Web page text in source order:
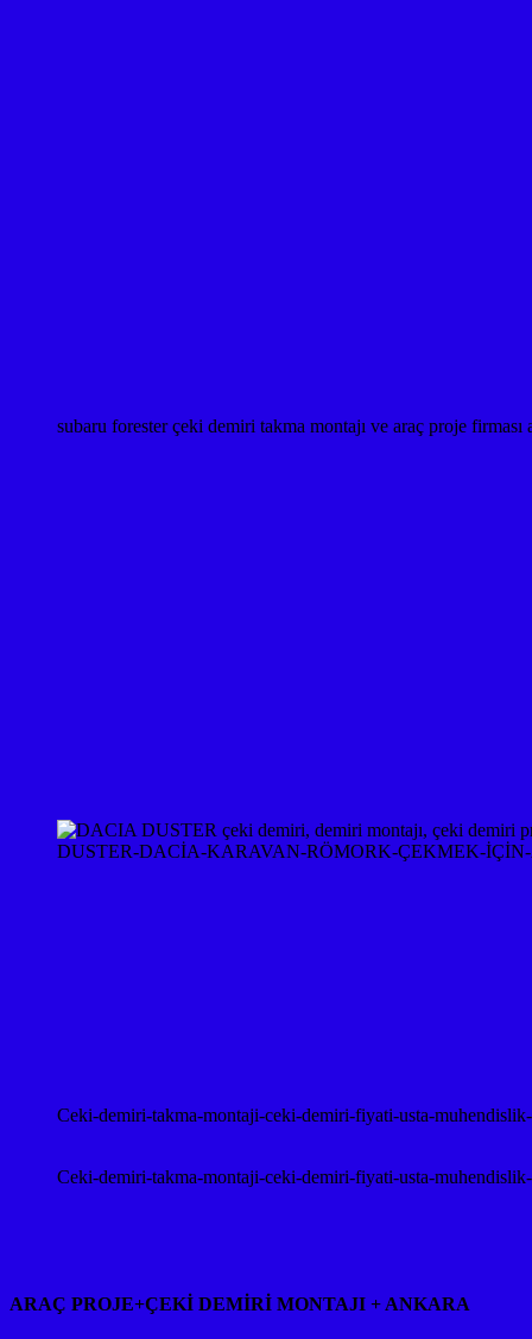
subaru forester çeki demiri takma montajı ve araç proje
DUSTER-DACİA-KARAVAN-RÖMORK-ÇEKMEK-
Ceki-demiri-takma-montaji-ceki-demiri-fiyati-usta-
Ceki-demiri-takma-montaji-ceki-demiri-fiyati-usta-
ARAÇ PROJE+ÇEKİ DEMİRİ MONTAJI + ANKARA